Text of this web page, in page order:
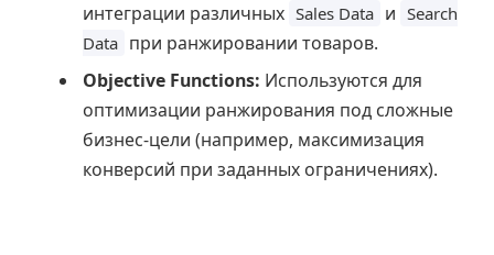
интеграции различных Sales Data и Search
Data при ранжировании товаров.
Objective Functions: Используются для
оптимизации ранжирования под сложные
бизнес-цели (например, максимизация
конверсий при заданных ограничениях).